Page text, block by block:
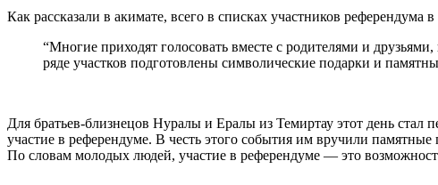
Как рассказали в акимате, всего в списках участников
“Многие приходят голосовать вместе с родителями и
ряде участков подготовлены символические подарки и
Для братьев-близнецов Нуралы и Ералы из Темиртау этот день
участие в референдуме. В честь этого события им вручили памятные
По словам молодых людей, участие в референдуме — это